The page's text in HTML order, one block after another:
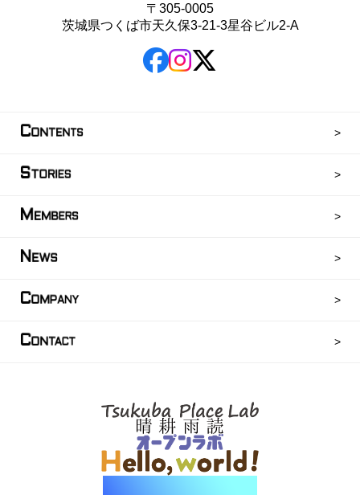
〒305-0005
茨城県つくば市天久保3-21-3星谷ビル2-A
CONTENTS
STORIES
M EMBERS
N EWS
COMPANY
CONTACT